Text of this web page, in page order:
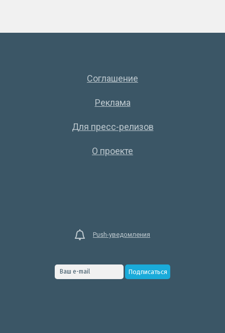
Соглашение
Реклама
Для пресс-релизов
О проекте
Push-уведомления